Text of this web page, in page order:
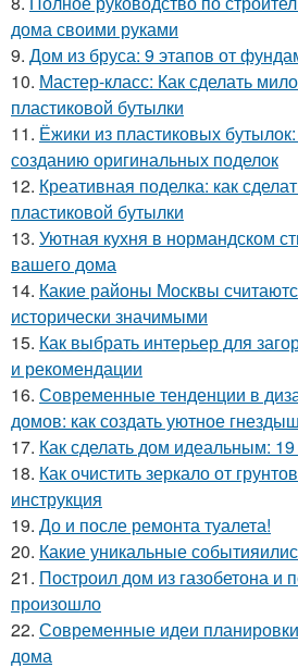
дома своими руками
9. Дом из бруса: 9 этапов от
10. Мастер-класс: Как сделать
пластиковой бутылки
11. Ёжики из пластиковых
созданию оригинальных поделок
12. Креативная поделка: как
пластиковой бутылки
13. Уютная кухня в нормандском
вашего дома
14. Какие районы Москвы
исторически значимыми
15. Как выбрать интерьер для
и рекомендации
16. Современные тенденции в
домов: как создать уютное
17. Как сделать дом идеальным:
18. Как очистить зеркало от
инструкция
19. До и после ремонта туалета!
20. Какие уникальные
21. Построил дом из газобетона и
произошло
22. Современные идеи
дома